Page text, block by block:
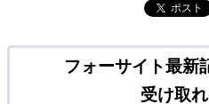
ポスト
フォーサイト最新
受け取れ